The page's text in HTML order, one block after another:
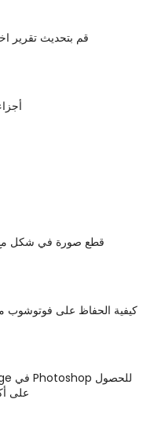
قم بتحديث تقرير
11
قطع صورة في شكل
كيفية الحفاظ على فوتوشوب
على